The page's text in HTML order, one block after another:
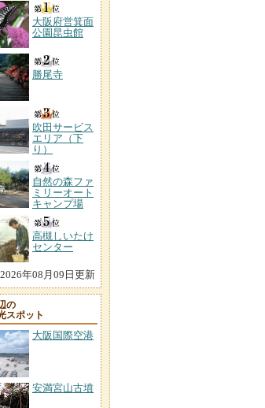
大阪府営箕面
公園昆虫館
勝尾寺
吹田サービス
エリア（下
り）
自然の森ファ
ミリーオート
キャンプ場
高槻しいたけ
センター
2026年08月09日更新
の
スポット
大阪国際空港
安満宮山古墳